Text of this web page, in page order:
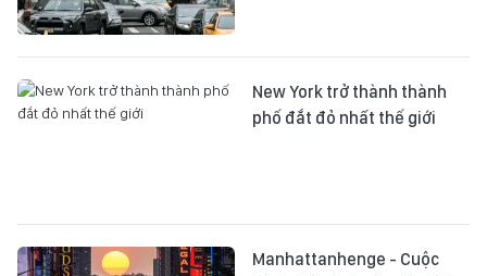
New York trở thành thành
phố đắt đỏ nhất thế giới
Manhattanhenge - Cuộc